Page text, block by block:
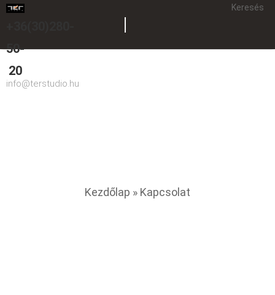
50-
20
info@terstudio.hu
Keresés
Kezdőlap » Kapcsolat